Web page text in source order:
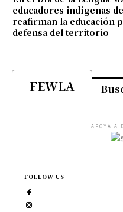
educadores indígenas
reafirman la educación
defensa del territorio
FEWLA
APOYA A
FOLLOW US